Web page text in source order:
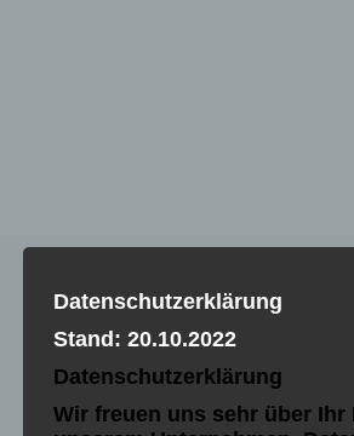
Unsere Fertigkeiten
Datenschutzerklärung
Stand: 20.10.2022
Datenschutzerklärung
Wir freuen uns sehr über Ihr